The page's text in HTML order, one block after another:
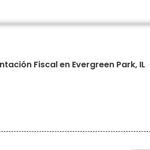
Fiscal en Evergreen Park, IL